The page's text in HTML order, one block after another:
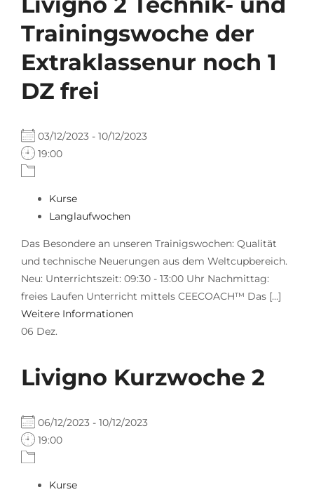
Trainingswoche der
Extraklassenur noch 1
DZ frei
03/12/2023 - 10/12/2023
19:00
Kurse
Langlaufwochen
Das Besondere an unseren Trainigswochen: Qualität
und technische Neuerungen aus dem Weltcupbereich.
Neu: Unterrichtszeit: 09:30 - 13:00 Uhr Nachmittag:
freies Laufen Unterricht mittels CEECOACH™ Das [...]
Weitere Informationen
06 Dez.
Livigno Kurzwoche 2
06/12/2023 - 10/12/2023
19:00
Kurse